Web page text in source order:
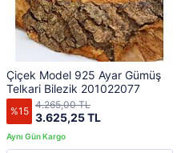
Çiçek Model 925 Ayar Gümüş
Telkari Bilezik 201022077
%15 3.625,25 TL
4.265,00 TL